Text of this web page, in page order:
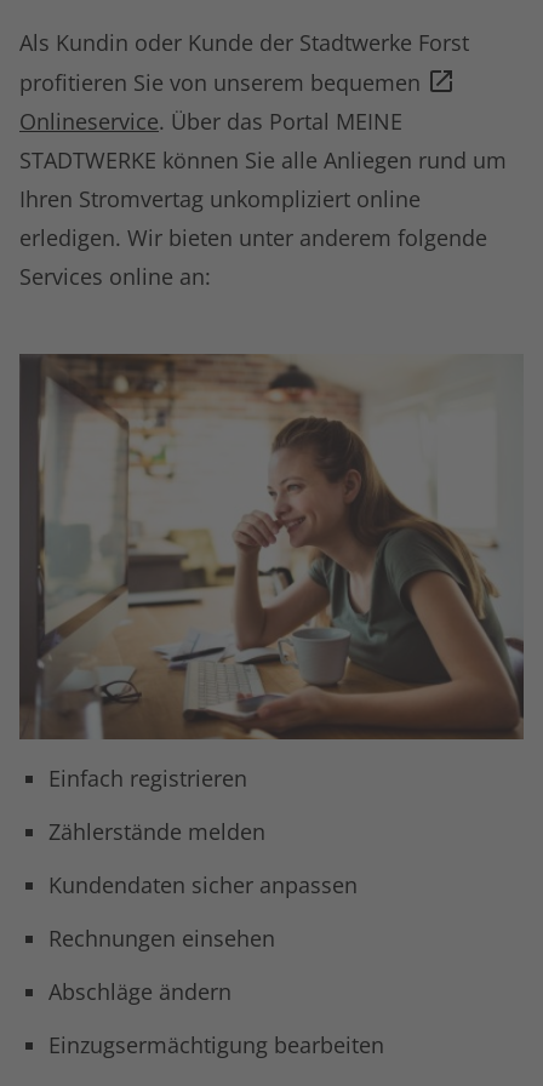
Als Kundin oder Kunde der Stadtwerke Forst
profitieren Sie von unserem bequemen
Onlineservice. Über das Portal MEINE
STADTWERKE können Sie alle Anliegen rund um
Ihren Stromvertag unkompliziert online
erledigen. Wir bieten unter anderem folgende
Services online an:
Einfach registrieren
Zählerstände melden
Kundendaten sicher anpassen
Rechnungen einsehen
Abschläge ändern
Einzugsermächtigung bearbeiten